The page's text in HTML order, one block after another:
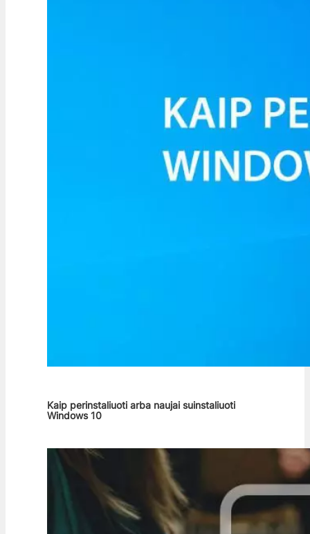
Kaip perinstaliuoti arba naujai suinstaliuoti
Windows 10